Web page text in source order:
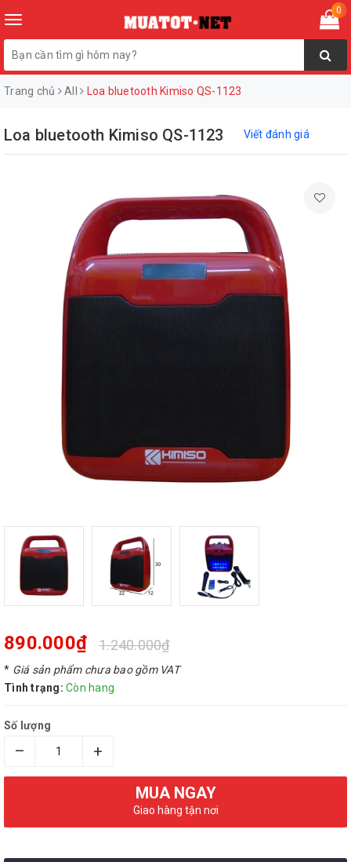
Toggle
navigation
0
Trang chủ All Loa bluetooth Kimiso QS-1123
Loa bluetooth Kimiso QS-1123 Viết đánh giá
890.000₫ 1.240.000₫
* Giá sản phẩm chưa bao gồm VAT
Tình trạng: Còn hang
Số lượng
– +
MUA NGAY
Giao hàng tận nơi